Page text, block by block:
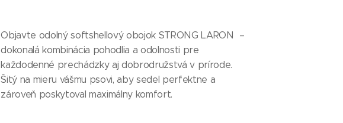
Objavte odolný softshellový obojok STRONG LARON –
dokonalá kombinácia pohodlia a odolnosti pre
každodenné prechádzky aj dobrodružstvá v prírode.
Šitý na mieru vášmu psovi, aby sedel perfektne a
zároveň poskytoval maximálny komfort.